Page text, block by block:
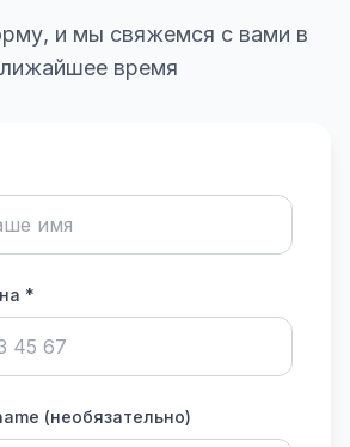
и мы свяжемся с вами в
время
*
(необязательно)